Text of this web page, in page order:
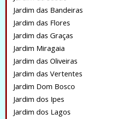
Jardim das Bandeiras
Jardim das Flores
Jardim das Graças
Jardim Miragaia
Jardim das Oliveiras
Jardim das Vertentes
Jardim Dom Bosco
Jardim dos Ipes
Jardim dos Lagos